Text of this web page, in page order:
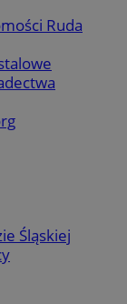
Ruda
Śląskiej